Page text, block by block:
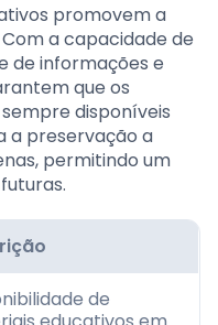
promovem a
a capacidade de
de informações e
que os
disponíveis
a preservação a
permitindo um
de